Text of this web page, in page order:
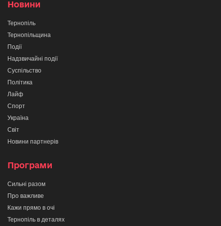
Новини
Тернопіль
Тернопільщина
Події
Надзвичайні події
Суспільство
Політика
Лайф
Спорт
Україна
Світ
Новини партнерів
Програми
Сильні разом
Про важливе
Кажи прямо в очі
Тернопіль в деталях